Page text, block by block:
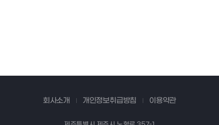
회사소개 개인정보취급방침 이용약관